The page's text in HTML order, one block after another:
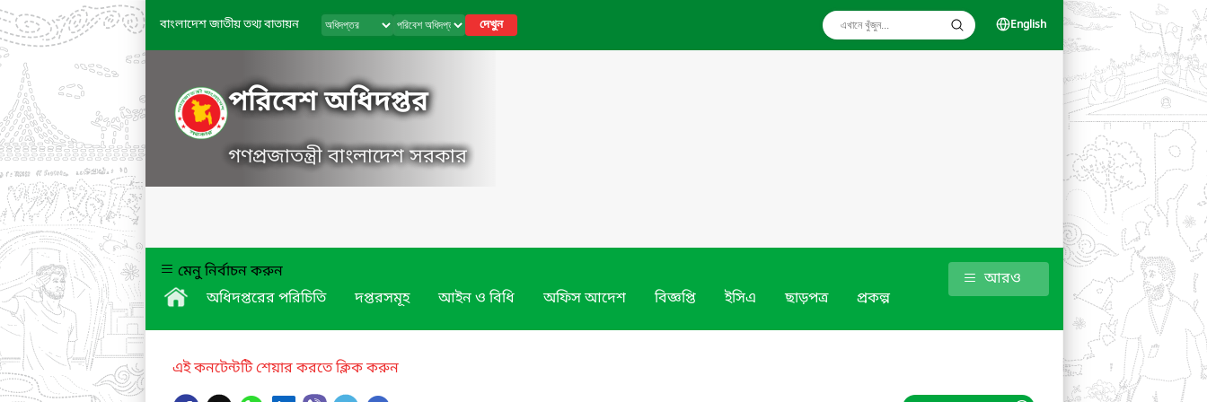
বাংলাদেশ জাতীয় তথ্য বাতায়ন দেখুন English
পরিবেশ অধিদপ্তর
গণপ্রজাতন্ত্রী বাংলাদেশ সরকার
মেনু নির্বাচন করুন
অধিদপ্তরের পরিচিতি
দপ্তরসমূহ আইন ও বিধি অফিস আদেশ বিজ্ঞপ্তি ইসিএ ছাড়পত্র প্রকল্প
আরও
এই কনটেন্টটি শেয়ার করতে ক্লিক করুন